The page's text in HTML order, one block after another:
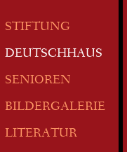
STIFTUNG
DEUTSCHHAUS
SENIOREN
BILDERGALERIE
LITERATUR